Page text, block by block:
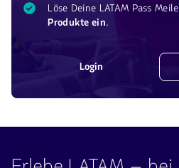
Löse Deine LATAM Pass
Produkte ein.
Login